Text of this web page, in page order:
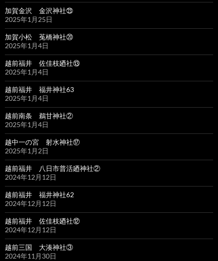
加賀金沢 金沢神社㉓
2025年1月25日
加賀小松 菟橋神社⑳
2025年1月4日
越前福井 佐佳枝廼社⑬
2025年1月4日
越前福井 福井神社63
2025年1月4日
越前南条 鵜甘神社②
2025年1月4日
越中一の宮 射水神社⑰
2025年1月2日
越前福井 八日市普活廼神社②
2024年12月12日
越前福井 福井神社62
2024年12月12日
越前福井 佐佳枝廼社⑫
2024年12月12日
越前三国 大湊神社③
2024年11月30日